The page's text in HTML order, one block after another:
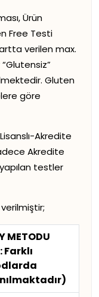
Ürün
Free Testi
verilen max.
Gluten
göre
Akredite
Akredite
testler
METODU
Farklı